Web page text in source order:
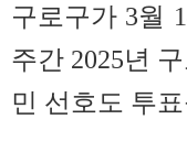
구로구가 3월
주간 2025년
민 선호도 투